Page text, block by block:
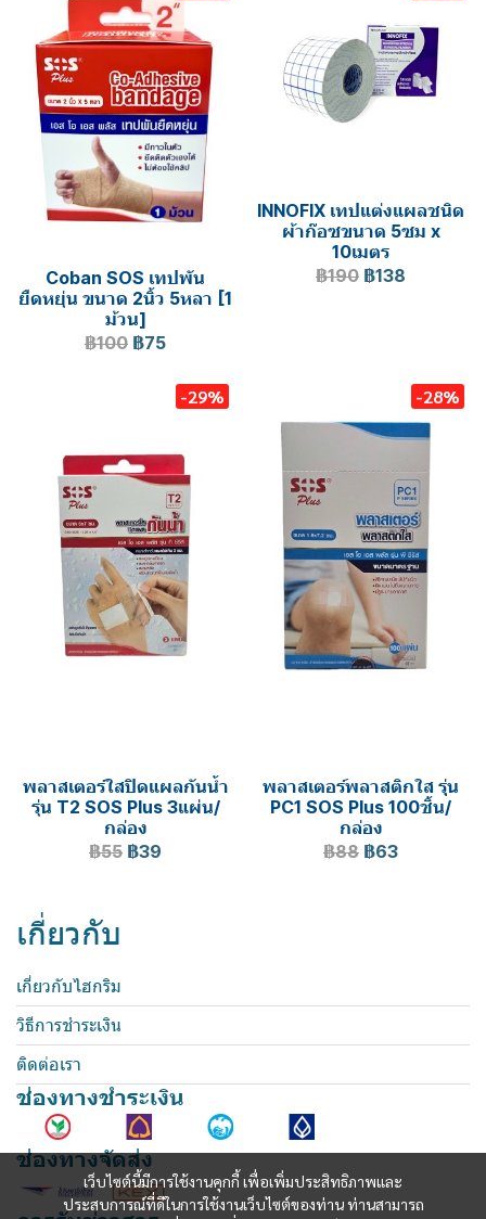
Coban SOS เทปพัน
ยืดหยุ่น ขนาด 2นิ้ว 5หลา [1
ม้วน]
฿100 ฿75
INNOFIX เทปแต่งแผลชนิด
ผ้าก๊อซขนาด 5ซม x
10เมตร
฿190 ฿138
-29%
พลาสเตอร์ใสปิดแผลกันน้ำ
รุ่น T2 SOS Plus 3แผ่น/
กล่อง
฿55 ฿39
-28%
พลาสเตอร์พลาสติกใส รุุ่น
PC1 SOS Plus 100ชิ้น/
กล่อง
฿88 ฿63
เว็บไซต์นี้มีการใช้งานคุกกี้ เพื่อเพิ่มประสิทธิภาพและ
ประสบการณ์ที่ดีในการใช้งานเว็บไซต์ของท่าน ท่านสามารถ
เกี่ยวกับ
เกี่ยวกับไฮกริม
วิธีการชำระเงิน
ติดต่อเรา
ช่องทางชำระเงิน
ช่องทางจัดส่ง